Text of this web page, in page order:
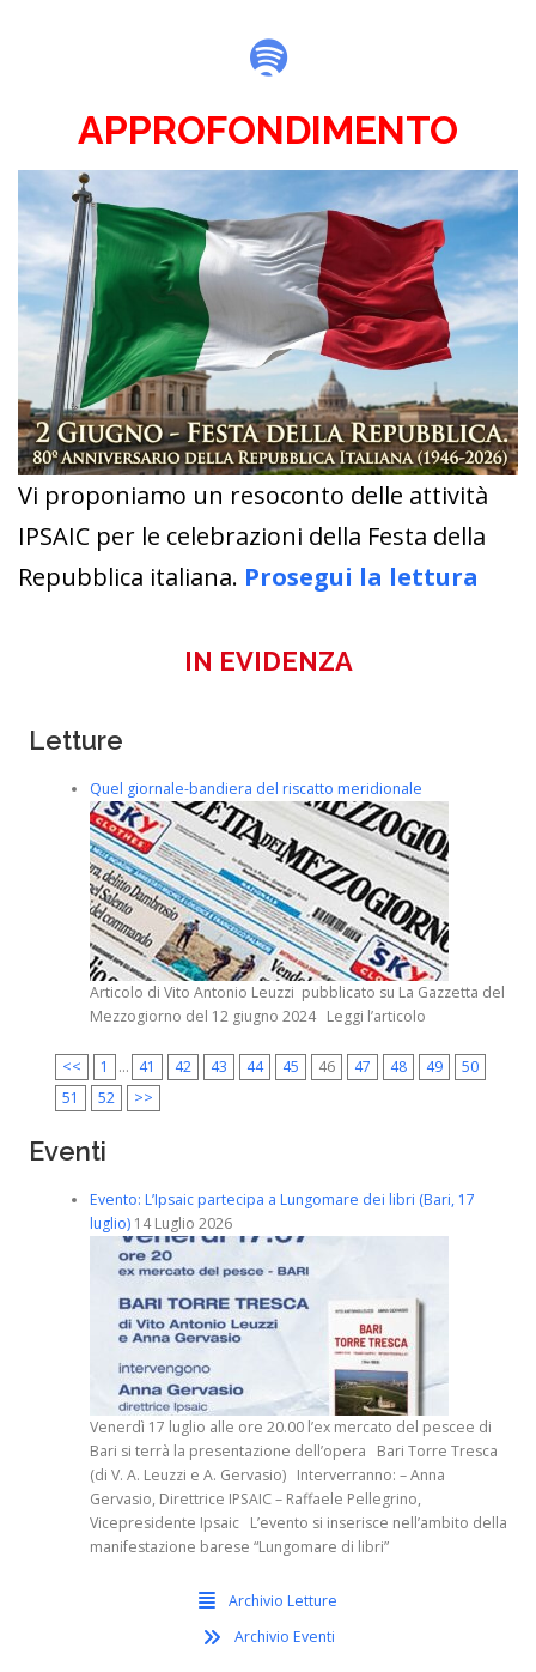
APPROFONDIMENTO
Vi proponiamo un resoconto delle attività
IPSAIC per le celebrazioni della Festa della
Repubblica italiana. Prosegui la lettura
IN EVIDENZA
Letture
Quel giornale-bandiera del riscatto meridionale
Articolo di Vito Antonio Leuzzi pubblicato su La Gazzetta del
Mezzogiorno del 12 giugno 2024 Leggi l’articolo
<< 1 ... 41 42 43 44 45 46 47 48 49
50
51
52 >>
Eventi
Evento: L’Ipsaic partecipa a Lungomare dei libri (Bari, 17
luglio)14 Luglio 2026
Venerdì 17 luglio alle ore 20.00 l’ex mercato del pescee di
Bari si terrà la presentazione dell’opera Bari Torre Tresca
(di V. A. Leuzzi e A. Gervasio) Interverranno: – Anna
Gervasio, Direttrice IPSAIC – Raffaele Pellegrino,
Vicepresidente Ipsaic L’evento si inserisce nell’ambito della
manifestazione barese “Lungomare di libri”
Archivio Letture
Archivio Eventi